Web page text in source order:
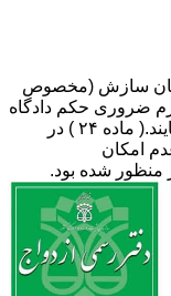
سازش (مخصوص
ضروری حکم دادگاه
(در طلاق به تقاضای زن ) را مطالبه و اخذ نمایند.( ماده ۲۴ ) در
امکان
شده بود.